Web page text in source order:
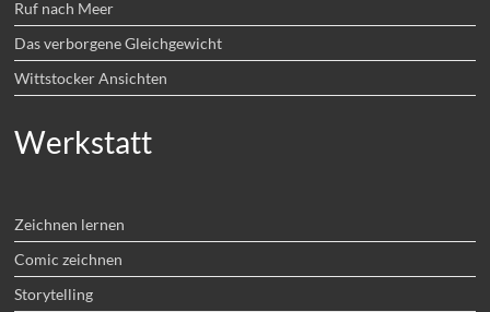
Ruf nach Meer
Das verborgene Gleichgewicht
Wittstocker Ansichten
Werkstatt
Zeichnen lernen
Comic zeichnen
Storytelling